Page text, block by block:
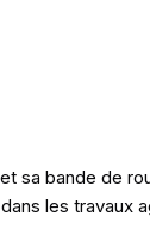
sa bande de
les travaux